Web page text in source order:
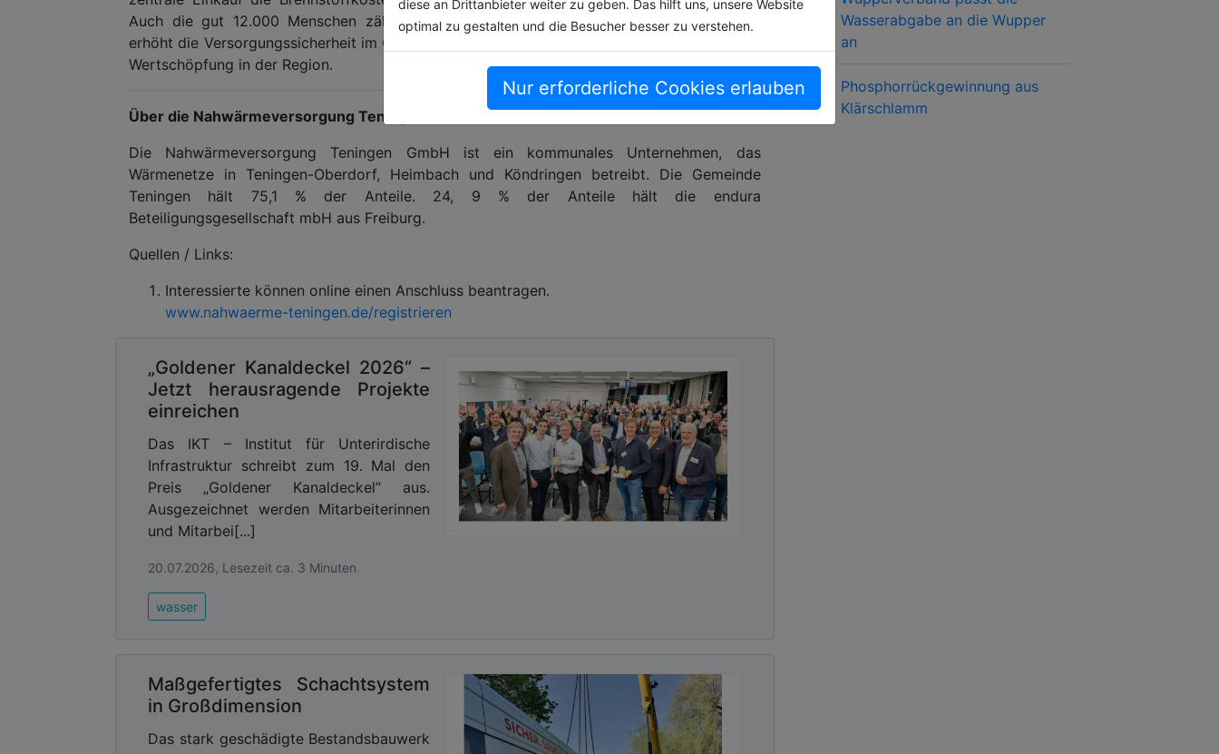
diese an Drittanbieter weiter zu geben. Das hilft uns, unsere Website
optimal zu gestalten und die Besucher besser zu verstehen.
Nur erforderliche Cookies erlauben
Auch die gut 12.000 Menschen zählende Kommune profitiert von dem Netz. Teningen
erhöht die Versorgungssicherheit im Ort und hält mit der Nutzung von heimischem Holz die
Wertschöpfung in der Region.
Über die Nahwärmeversorgung Teningen
Die Nahwärmeversorgung Teningen GmbH ist ein kommunales Unternehmen, das
Wärmenetze in Teningen-Oberdorf, Heimbach und Köndringen betreibt. Die Gemeinde
Teningen hält 75,1 % der Anteile. 24, 9 % der Anteile hält die endura
Beteiligungsgesellschaft mbH aus Freiburg.
Quellen / Links:
Interessierte können online einen Anschluss beantragen.
www.nahwaerme-teningen.de/registrieren
„Goldener Kanaldeckel 2026“ –
Jetzt herausragende Projekte
einreichen
Das IKT – Institut für Unterirdische
Infrastruktur schreibt zum 19. Mal den
Preis „Goldener Kanaldeckel“ aus.
Ausgezeichnet werden Mitarbeiterinnen
und Mitarbei[...]
20.07.2026, Lesezeit ca. 3 Minuten
wasser
Maßgefertigtes Schachtsystem
in Großdimension
Das stark geschädigte Bestandsbauwerk
Wasserabgabe an die Wupper
an
Phosphorrückgewinnung aus
Klärschlamm